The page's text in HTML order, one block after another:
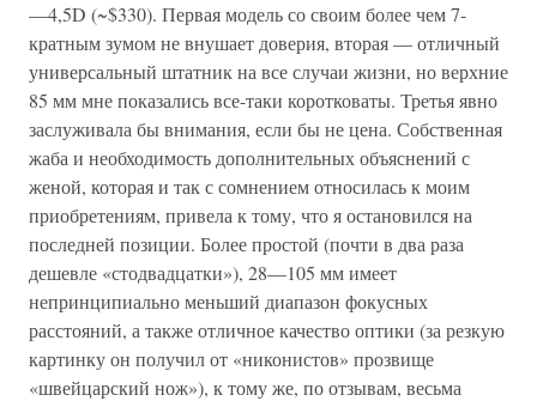
—4,5D (~$330). Первая модель со своим более чем 7-
кратным зумом не внушает доверия, вторая — отличный
универсальный штатник на все случаи жизни, но верхние
85 мм мне показались все-таки коротковаты. Третья явно
заслуживала бы внимания, если бы не цена. Собственная
жаба и необходимость дополнительных объяснений с
женой, которая и так с сомнением относилась к моим
приобретениям, привела к тому, что я остановился на
последней позиции. Более простой (почти в два раза
дешевле «стодвадцатки»), 28—105 мм имеет
непринципиально меньший диапазон фокусных
расстояний, а также отличное качество оптики (за резкую
картинку он получил от «никонистов» прозвище
«швейцарский нож»), к тому же, по отзывам, весьма